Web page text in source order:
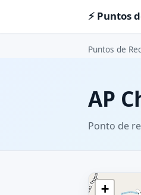
⚡ Puntos
Puntos de
AP
Ponto de
+